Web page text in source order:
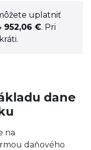
uplatniť
952,06 €. Pri
dane
na
daňového